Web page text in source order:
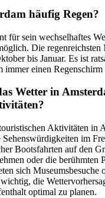
häufig Regen?
für sein wechselhaftes
Die regenreichsten
bis Januar. Es ist
immer einen Regenschirm
Wetter in
Aktivitäten in
Sehenswürdigkeiten im
Bootsfahrten auf den
oder die berühmten
sich Museumsbesuche
die
optimal zu planen.